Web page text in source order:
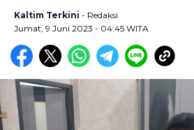
Kaltim Terkini - Redaksi
Jumat, 9 Juni 2023 - 04:45 WITA